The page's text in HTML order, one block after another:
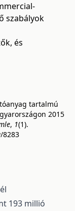
szabályok
és
tartalmú
2015
, 1(1).
193 millió